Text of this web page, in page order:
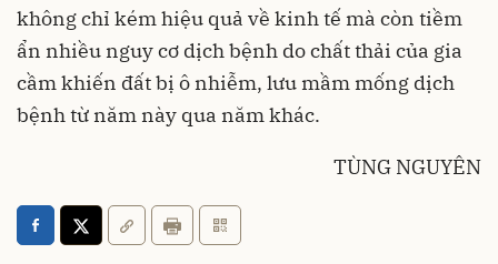
không chỉ kém hiệu quả về kinh tế mà còn tiềm
ẩn nhiều nguy cơ dịch bệnh do chất thải của gia
cầm khiến đất bị ô nhiễm, lưu mầm mống dịch
bệnh từ năm này qua năm khác.
TÙNG NGUYÊN